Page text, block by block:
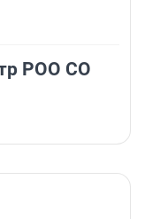
РOO CO